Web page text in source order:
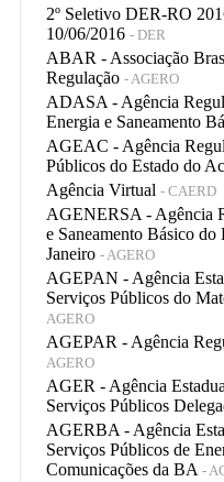
2º Seletivo DER-RO
10/06/2016 - DER
ABAR - Associação
Regulação - AGERO
ADASA - Agência
Energia e Saneamento
AGEAC - Agência
Públicos do Estado do
Agência Virtual - CAERD
AGENERSA - Agência
e Saneamento Básico do
Janeiro - AGERO
AGEPAN - Agência
Serviços Públicos do
AGERO
AGEPAR - Agência
AGERO
AGER - Agência
Serviços Públicos
AGERBA - Agência
Serviços Públicos de
Comunicações da BA -